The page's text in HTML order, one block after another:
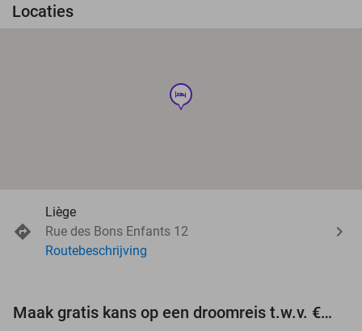
Locaties
hotel
Liège
Rue des Bons Enfants 12
Routebeschrijving
Maak gratis kans op een droomreis t.w.v. €3.000!